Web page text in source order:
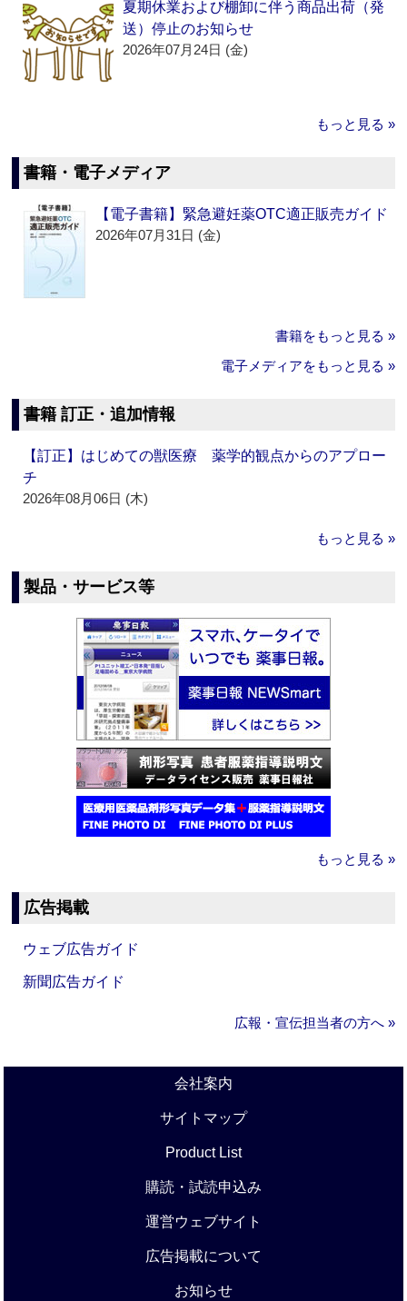
夏期休業および棚卸に伴う商品出荷（発
送）停止のお知らせ
2026年07月24日 (金)
もっと見る »
書籍・電子メディア
【電子書籍】緊急避妊薬OTC適正販売ガイド
2026年07月31日 (金)
書籍をもっと見る »
電子メディアをもっと見る »
書籍 訂正・追加情報
【訂正】はじめての獣医療 薬学的観点からのアプロー
チ
2026年08月06日 (木)
もっと見る »
製品・サービス等
もっと見る »
広告掲載
ウェブ広告ガイド
新聞広告ガイド
広報・宣伝担当者の方へ »
会社案内
サイトマップ
Product List
購読・試読申込み
運営ウェブサイト
広告掲載について
お知らせ